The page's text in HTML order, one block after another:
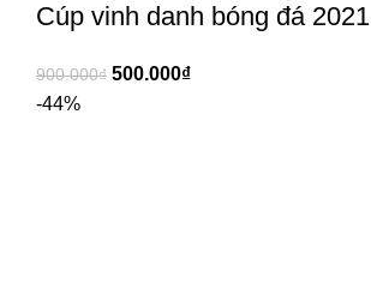
Cúp vinh danh bóng đá 2021
900.000₫ 500.000₫
-44%